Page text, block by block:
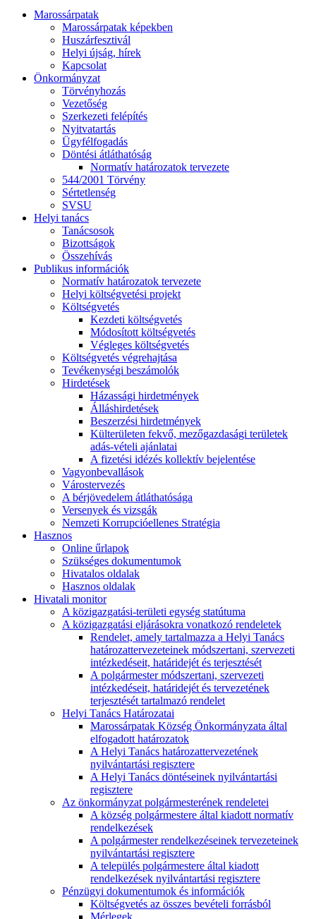
Marossárpatak
Marossárpatak képekben
Huszárfesztivál
Helyi újság, hírek
Kapcsolat
Önkormányzat
Törvényhozás
Vezetőség
Szerkezeti felépítés
Nyitvatartás
Ügyfélfogadás
Döntési átláthatóság
Normatív határozatok tervezete
544/2001 Törvény
Sértetlenség
SVSU
Helyi tanács
Tanácsosok
Bizottságok
Összehívás
Publikus információk
Normatív határozatok tervezete
Helyi költségvetési projekt
Költségvetés
Kezdeti költségvetés
Módosított költségvetés
Végleges költségvetés
Költségvetés végrehajtása
Tevékenységi beszámolók
Hirdetések
Házassági hirdetmények
Álláshirdetések
Beszerzési hirdetmények
Külterületen fekvő, mezőgazdasági területek
adás-vételi ajánlatai
A fizetési idézés kollektív bejelentése
Vagyonbevallások
Várostervezés
A bérjövedelem átláthatósága
Versenyek és vizsgák
Nemzeti Korrupcióellenes Stratégia
Hasznos
Online űrlapok
Szükséges dokumentumok
Hivatalos oldalak
Hasznos oldalak
Hivatali monitor
A közigazgatási-területi egység statútuma
A közigazgatási eljárásokra vonatkozó rendeletek
Rendelet, amely tartalmazza a Helyi Tanács
határozattervezeteinek módszertani, szervezeti
intézkedéseit, határidejét és terjesztését
A polgármester módszertani, szervezeti
intézkedéseit, határidejét és tervezetének
terjesztését tartalmazó rendelet
Helyi Tanács Határozatai
Marossárpatak Község Önkormányzata által
elfogadott határozatok
A Helyi Tanács határozattervezetének
nyilvántartási regisztere
A Helyi Tanács döntéseinek nyilvántartási
regisztere
Az önkormányzat polgármesterének rendeletei
A község polgármestere által kiadott normatív
rendelkezések
A polgármester rendelkezéseinek tervezeteinek
nyilvántartási regisztere
A település polgármestere által kiadott
rendelkezések nyilvántartási regisztere
Pénzügyi dokumentumok és információk
Költségvetés az összes bevételi forrásból